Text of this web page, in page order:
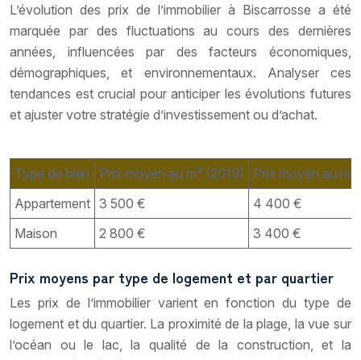
L’évolution des prix de l’immobilier à Biscarrosse a été
marquée par des fluctuations au cours des dernières
années, influencées par des facteurs économiques,
démographiques, et environnementaux. Analyser ces
tendances est crucial pour anticiper les évolutions futures
et ajuster votre stratégie d’investissement ou d’achat.
Type de bien Prix moyen au m² (2019)
Prix moyen au
Appartement 3 500 €
4 400 €
Maison
2 800 € 3 400 €
Prix moyens par type de logement et par quartier
Les prix de l’immobilier varient en fonction du type de
logement et du quartier. La proximité de la plage, la vue sur
l’océan ou le lac, la qualité de la construction, et la